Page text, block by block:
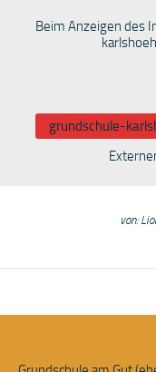
Beim Anzeigen des
grundschule-
Klasse
von: